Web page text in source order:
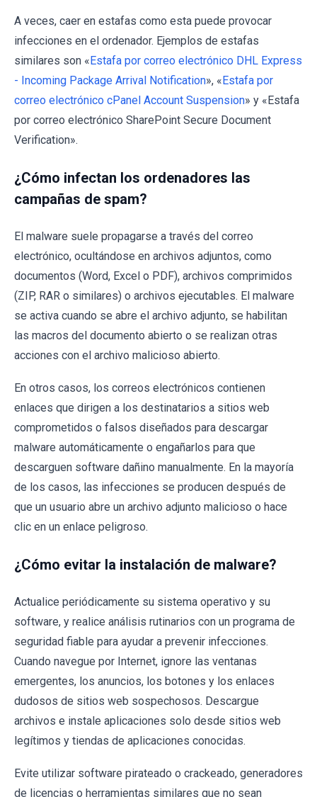
A veces, caer en estafas como esta puede provocar
infecciones en el ordenador. Ejemplos de estafas
similares son «Estafa por correo electrónico DHL Express
- Incoming Package Arrival Notification», «Estafa por
correo electrónico cPanel Account Suspension» y «Estafa
por correo electrónico SharePoint Secure Document
Verification».
¿Cómo infectan los ordenadores las
campañas de spam?
El malware suele propagarse a través del correo
electrónico, ocultándose en archivos adjuntos, como
documentos (Word, Excel o PDF), archivos comprimidos
(ZIP, RAR o similares) o archivos ejecutables. El malware
se activa cuando se abre el archivo adjunto, se habilitan
las macros del documento abierto o se realizan otras
acciones con el archivo malicioso abierto.
En otros casos, los correos electrónicos contienen
enlaces que dirigen a los destinatarios a sitios web
comprometidos o falsos diseñados para descargar
malware automáticamente o engañarlos para que
descarguen software dañino manualmente. En la mayoría
de los casos, las infecciones se producen después de
que un usuario abre un archivo adjunto malicioso o hace
clic en un enlace peligroso.
¿Cómo evitar la instalación de malware?
Actualice periódicamente su sistema operativo y su
software, y realice análisis rutinarios con un programa de
seguridad fiable para ayudar a prevenir infecciones.
Cuando navegue por Internet, ignore las ventanas
emergentes, los anuncios, los botones y los enlaces
dudosos de sitios web sospechosos. Descargue
archivos e instale aplicaciones solo desde sitios web
legítimos y tiendas de aplicaciones conocidas.
Evite utilizar software pirateado o crackeado, generadores
de licencias o herramientas similares que no sean